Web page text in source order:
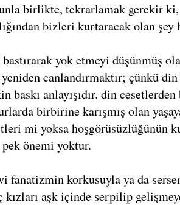
birlikte, tekrarlamak gerekir
bizleri kurtaracak olan
yok etmeyi düşünmüş
canlandırmaktır; çünkü
baskı anlayışıdır. din
birbirine karışmış olan
mi yoksa hoşgörüsüzlüğünün
önemi yoktur.
fanatizmin korkusuyla ya da
kızları aşk içinde serpilip